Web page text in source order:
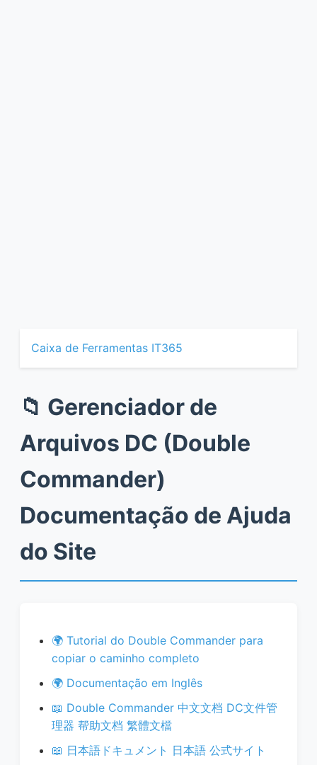
Caixa de Ferramentas IT365
📁 Gerenciador de
Arquivos DC (Double
Commander)
Documentação de Ajuda
do Site
🌍 Tutorial do Double Commander para
copiar o caminho completo
🌍 Documentação em Inglês
📖 Double Commander 中文文档 DC文件管
理器 帮助文档 繁體文檔
📖 日本語ドキュメント 日本語 公式サイト